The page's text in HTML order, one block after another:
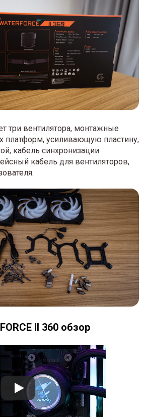
три вентилятора, монтажные
платформ, усиливающую пластину,
кабель синхронизации
кабель для вентиляторов,
II 360 обзор